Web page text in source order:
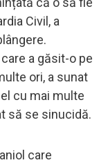
Civil, a
a găsit-o pe
ori, a sunat
cu mai multe
să se sinucidă.
care